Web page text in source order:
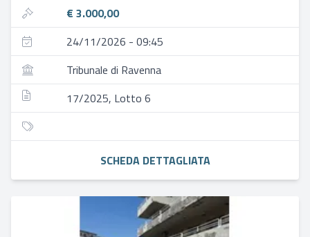
€ 3.000,00
24/11/2026 - 09:45
Tribunale di Ravenna
17/2025, Lotto 6
SCHEDA DETTAGLIATA